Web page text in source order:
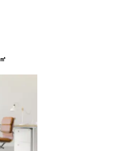
㎡